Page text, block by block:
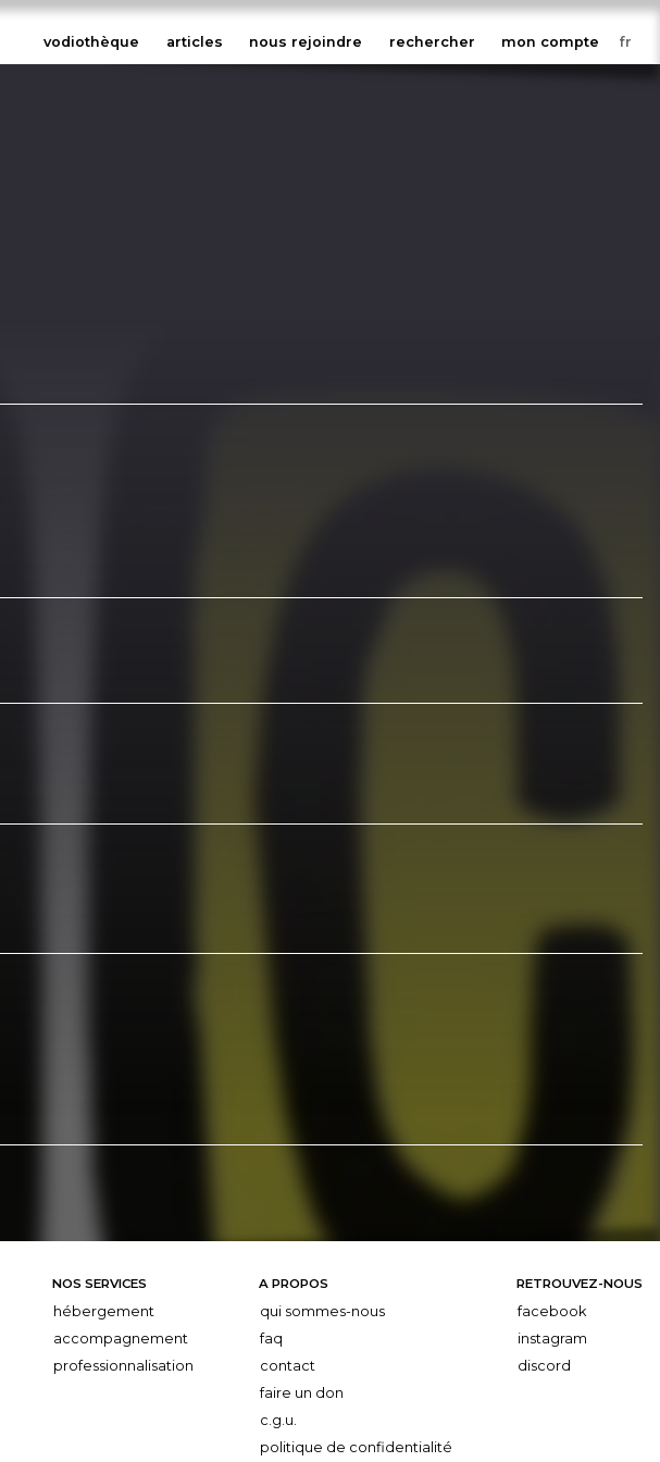
vodiothèque articles nous rejoindre rechercher mon compte
NOS SERVICES
hébergement
accompagnement
professionnalisation
A PROPOS
qui sommes-nous
faq
contact
faire un don
c.g.u.
politique de confidentialité
RETROUVEZ-NOUS
facebook
instagram
discord